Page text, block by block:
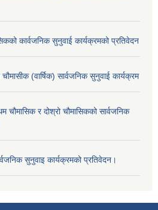
कार्वजनिक सुनुवाई कार्यक्रमको प्रतिवेदन
(वार्षिक) सार्वजनिक सुनुवाई कार्यक्रम
र दोश्रो चौमासिकको सार्वजनिक
सुनुवाइ कार्यक्रमको प्रतिवेदन।